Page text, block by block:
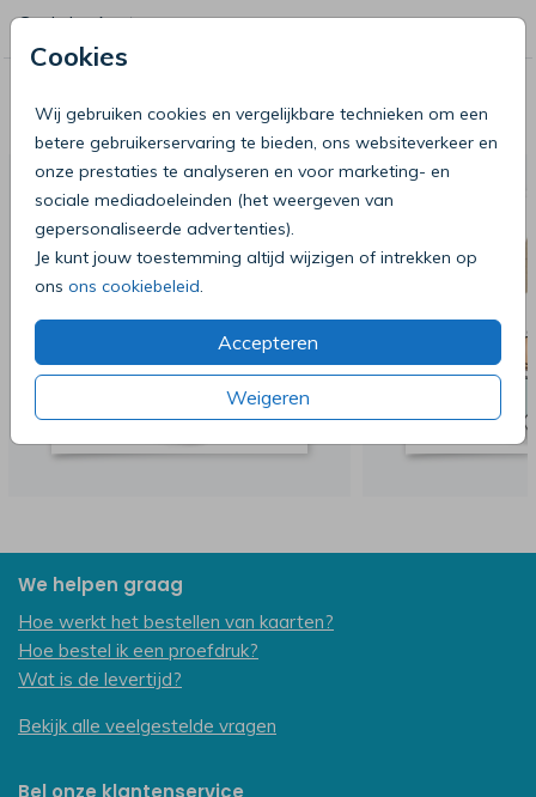
Cookies
Wij gebruiken cookies en vergelijkbare technieken om een
betere gebruikerservaring te bieden, ons websiteverkeer en
onze prestaties te analyseren en voor marketing- en
sociale mediadoeleinden (het weergeven van
gepersonaliseerde advertenties).
Je kunt jouw toestemming altijd wijzigen of intrekken op
ons ons cookiebeleid
Accepteren
Weigeren
Gezin by Anet
Deze producten zijn wellicht ook iets
voor je
We helpen graag
Hoe werkt het bestellen van kaarten?
Hoe bestel ik een proefdruk?
Wat is de levertijd?
Bekijk alle veelgestelde vragen
Bel onze klantenservice